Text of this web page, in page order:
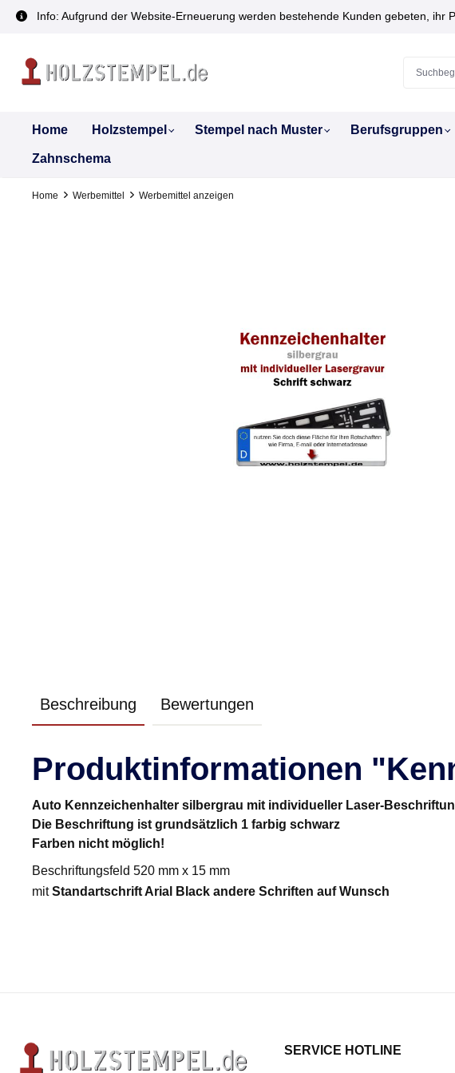
springen
Info: Aufgrund der Website-Erneuerung werden bestehende Kunden gebeten, ihr
Home Holzstempel Stempel nach Muster Berufsgruppen
Zahnschema
Home Werbemittel Werbemittel anzeigen
Beschreibung Bewertungen
Produktinformationen
Auto Kennzeichenhalter silbergrau mit individueller Laser-
Die Beschriftung ist grundsätzlich 1 farbig schwarz
Farben nicht möglich!
Beschriftungsfeld 520 mm x 15 mm
mitStandartschrift Arial Black andere Schriften auf Wunsch
SERVICE HOTLINE